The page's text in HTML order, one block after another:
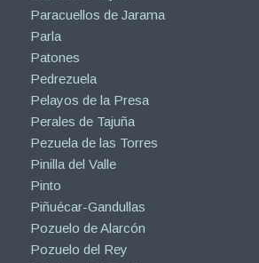
Paracuellos de Jarama
Parla
Patones
Pedrezuela
Pelayos de la Presa
Perales de Tajuña
Pezuela de las Torres
Pinilla del Valle
Pinto
Piñuécar-Gandullas
Pozuelo de Alarcón
Pozuelo del Rey